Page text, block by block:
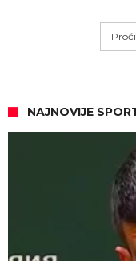
NAJNOVIJE